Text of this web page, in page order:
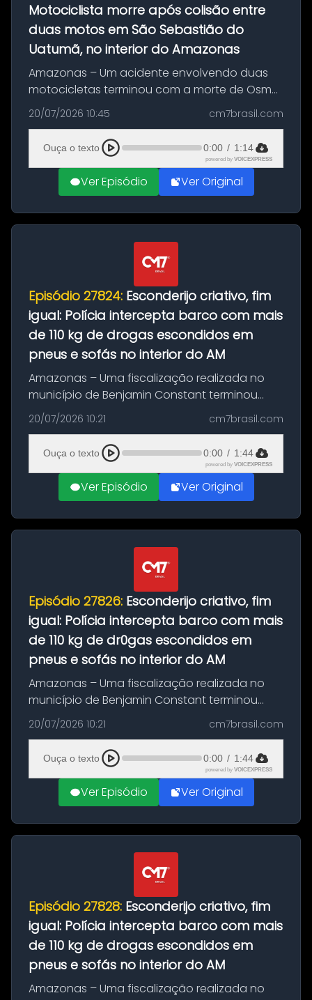
Motociclista morre após colisão entre
duas motos em São Sebastião do
Uatumã, no interior do Amazonas
Amazonas – Um acidente envolvendo duas
motocicletas terminou com a morte de Osmar
Figueiredo de Souza, de 38 anos, no município
de São Sebastião do Uatumã, no interior do
Amazonas. A colisão ocorreu n...
20/07/2026 10:45 cm7brasil.com
Ouça o texto 0:00 / 1:14
powered by VOICEXPRESS
Ver Episódio Ver Original
Episódio 27824: Esconderijo criativo, fim
igual: Polícia intercepta barco com mais
de 110 kg de drogas escondidos em
pneus e sofás no interior do AM
Amazonas – Uma fiscalização realizada no
município de Benjamin Constant terminou
com a apreensão de aproximadamente 115
quilos de entorpecentes em uma
embarcação atracada no porto da cidade. O
materia...
20/07/2026 10:21 cm7brasil.com
Ouça o texto 0:00 / 1:44
powered by VOICEXPRESS
Ver Episódio Ver Original
Episódio 27826: Esconderijo criativo, fim
igual: Polícia intercepta barco com mais
de 110 kg de dr0gas escondidos em
pneus e sofás no interior do AM
Amazonas – Uma fiscalização realizada no
município de Benjamin Constant terminou
com a apreensão de aproximadamente 115
quilos de entorpecentes em uma
embarcação atracada no porto da cidade. O
materia...
20/07/2026 10:21 cm7brasil.com
Ouça o texto 0:00 / 1:44
powered by VOICEXPRESS
Ver Episódio Ver Original
Episódio 27828: Esconderijo criativo, fim
igual: Polícia intercepta barco com mais
de 110 kg de drogas escondidos em
pneus e sofás no interior do AM
Amazonas – Uma fiscalização realizada no